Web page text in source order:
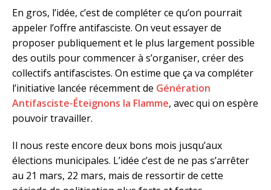
En gros, l’idée, c’est de compléter ce qu’on pourrait
appeler l’offre antifasciste. On veut essayer de
proposer publiquement et le plus largement possible
des outils pour commencer à s’organiser, créer des
collectifs antifascistes. On estime que ça va compléter
l’initiative lancée récemment de Génération
Antifasciste-Éteignons la Flamme, avec qui on espère
pouvoir travailler.
Il nous reste encore deux bons mois jusqu’aux
élections municipales. L’idée c’est de ne pas s’arrêter
au 21 mars, 22 mars, mais de ressortir de cette